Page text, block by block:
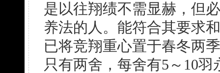
是以往翔绩不需显赫，但
养法的人。能符合其要求
已将竞翔重心置于春冬两
只有两舍，每舍有5～10羽